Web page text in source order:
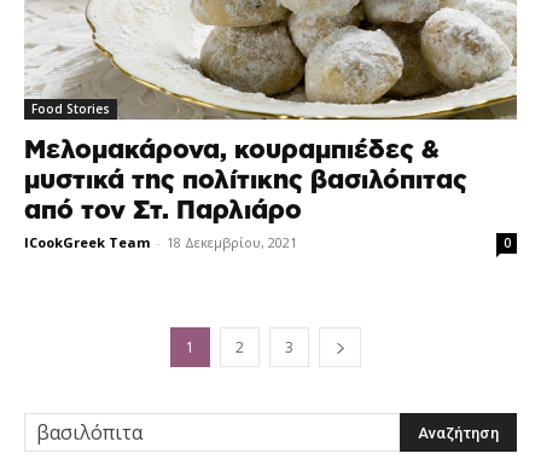
Food Stories
Μελομακάρονα, κουραμπιέδες &
μυστικά της πολίτικης βασιλόπιτας
από τον Στ. Παρλιάρο
ICookGreek Team - 18 Δεκεμβρίου, 2021 0
1 2 3